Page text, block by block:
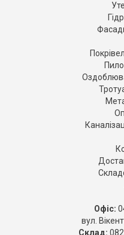
Офіс:
вул.
Склад: